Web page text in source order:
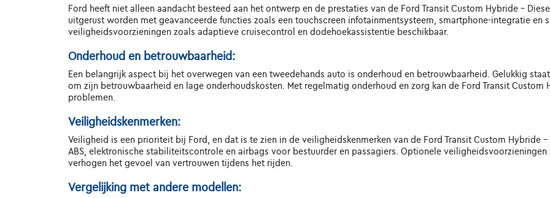
Ford heeft niet alleen aandacht besteed aan het ontwerp en de prestaties van de Ford Transit Custom Hybride -
uitgerust worden met geavanceerde functies zoals een touchscreen infotainmentsysteem, smartphone-integratie en
veiligheidsvoorzieningen zoals adaptieve cruisecontrol en dodehoekassistentie beschikbaar.
Onderhoud en betrouwbaarheid:
Een belangrijk aspect bij het overwegen van een tweedehands auto is onderhoud en betrouwbaarheid. Gelukkig
om zijn betrouwbaarheid en lage onderhoudskosten. Met regelmatig onderhoud en zorg kan de Ford Transit
problemen.
Veiligheidskenmerken:
Veiligheid is een prioriteit bij Ford, en dat is te zien in de veiligheidskenmerken van de Ford Transit Custom Hybride
ABS, elektronische stabiliteitscontrole en airbags voor bestuurder en passagiers. Optionele
verhogen het gevoel van vertrouwen tijdens het rijden.
Vergelijking met andere modellen: